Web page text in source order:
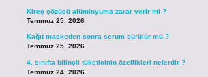
Kireç çözücü alüminyuma zarar verir mi ?
Temmuz 25, 2026
Kağıt maskeden sonra serum sürülür mü ?
Temmuz 25, 2026
4. sınıfta bilinçli tüketicinin özellikleri nelerdir ?
Temmuz 24, 2026